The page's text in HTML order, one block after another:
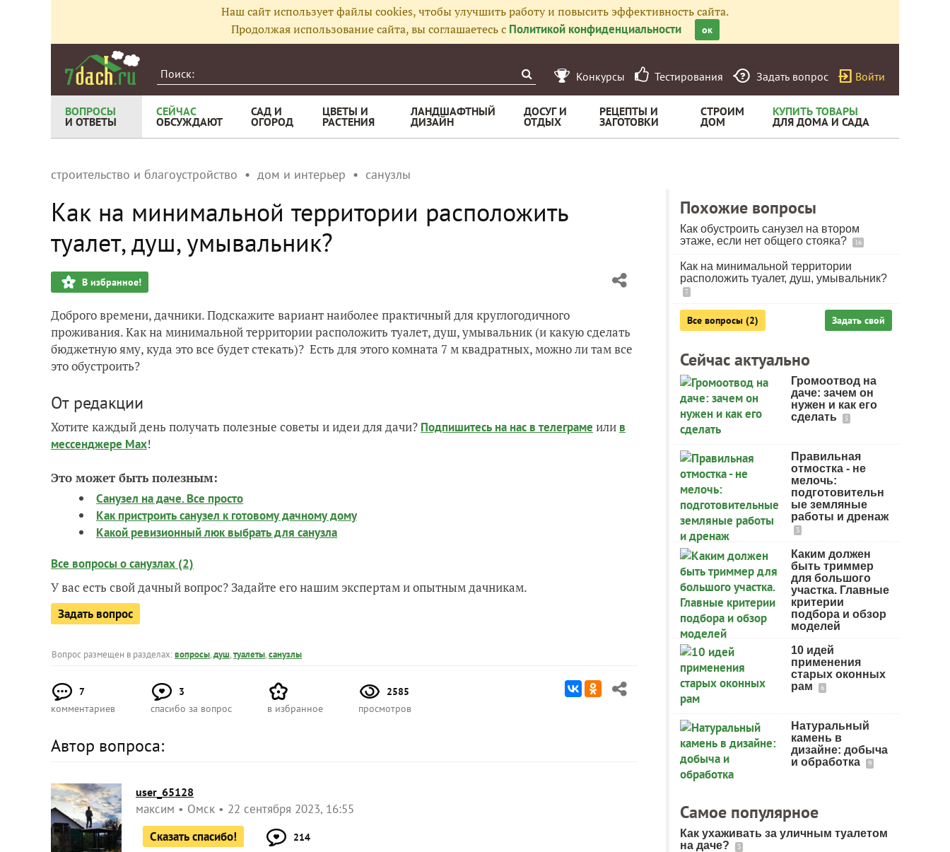
Наш сайт использует файлы cookies, чтобы улучшить работу и повысить эффективность сайта.
Продолжая использование сайта, вы соглашаетесь с Политикой конфиденциальности ок
Конкурсы Тестирования Задать вопрос Войти
ВОПРОСЫ
И ОТВЕТЫ
СЕЙЧАС
ОБСУЖДАЮТ
САД И
ОГОРОД
ЦВЕТЫ И
РАСТЕНИЯ
ЛАНДШАФТНЫЙ
ДИЗАЙН
ДОСУГ И
ОТДЫХ
РЕЦЕПТЫ И
ЗАГОТОВКИ
СТРОИМ
ДОМ
КУПИТЬ ТОВАРЫ
ДЛЯ ДОМА И САДА
строительство и благоустройство дом и интерьер санузлы
Как на минимальной территории расположить
туалет, душ, умывальник?
В избранное!
Доброго времени, дачники. Подскажите вариант наиболее практичный для круглогодичного
проживания. Как на минимальной территории расположить туалет, душ, умывальник (и какую сделать
бюджетную яму, куда это все будет стекать)? Есть для этого комната 7 м квадратных, можно ли там все
это обустроить?
От редакции
Хотите каждый день получать полезные советы и идеи для дачи? Подпишитесь на нас в телеграме или в
мессенджере Max!
Это может быть полезным:
Санузел на даче. Все просто
Как пристроить санузел к готовому дачному дому
Какой ревизионный люк выбрать для санузла
Все вопросы о санузлах (2)
У вас есть свой дачный вопрос? Задайте его нашим экспертам и опытным дачникам.
Задать вопрос
Вопрос размещен в разделах:вопросы,душ,туалеты,санузлы
7
комментариев
3
спасибо за вопрос
в избранное
2585
просмотров
Автор вопроса:
user_65128
максим Омск
22 сентября 2023, 16:55
Сказать спасибо!
214
Похожие вопросы
Как обустроить санузел на втором
этаже, если нет общего стояка?
16
Как на минимальной территории
расположить туалет, душ, умывальник?
7
Все вопросы (2) Задать свой
Сейчас актуально
Громоотвод на
даче: зачем он
нужен и как его
сделать
5
Правильная
отмостка - не
мелочь:
подготовительн
ые земляные
работы и дренаж
3
Каким должен
быть триммер
для большого
участка. Главные
критерии
подбора и обзор
моделей
10 идей
применения
старых оконных
рам
6
Натуральный
камень в
дизайне: добыча
и обработка
9
Самое популярное
Как ухаживать за уличным туалетом
на даче?
3